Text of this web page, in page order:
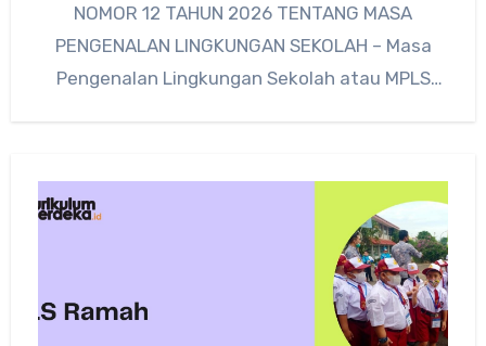
NOMOR 12 TAHUN 2026 TENTANG MASA
PENGENALAN LINGKUNGAN SEKOLAH – Masa
Pengenalan Lingkungan Sekolah atau MPLS